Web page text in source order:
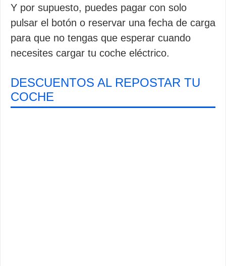
Y por supuesto, puedes pagar con solo
pulsar el botón o reservar una fecha de carga
para que no tengas que esperar cuando
necesites cargar tu coche eléctrico.
DESCUENTOS AL REPOSTAR TU
COCHE